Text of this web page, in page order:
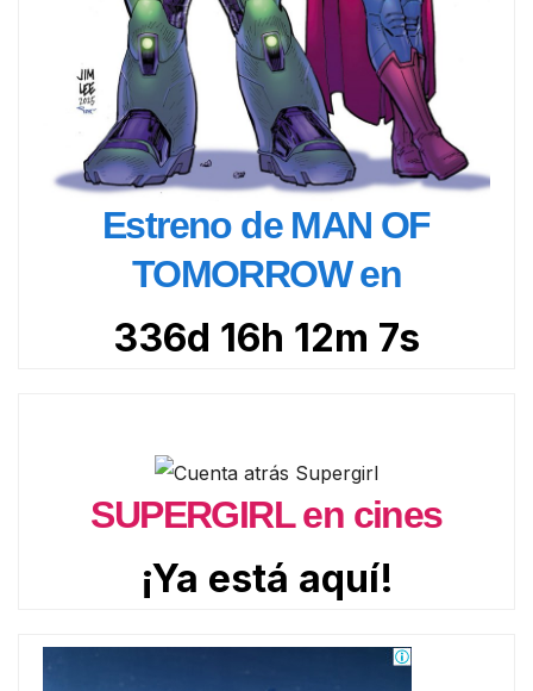
Estreno de MAN OF
TOMORROW en
336d 16h 12m 6s
SUPERGIRL en cines
¡Ya está aquí!